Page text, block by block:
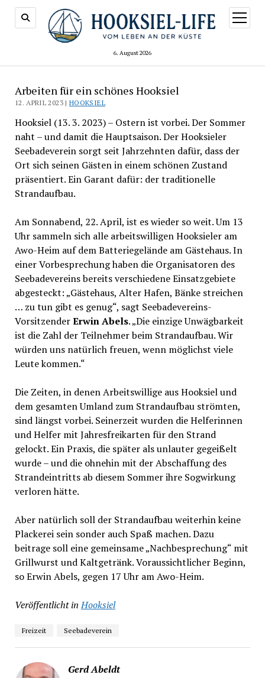
6. August 2026
Menü
öffnen
Arbeiten für ein schönes Hooksiel
12. APRIL 2023 |HOOKSIEL
Hooksiel (13. 3. 2023) – Ostern ist vorbei. Der Sommer
naht – und damit die Hauptsaison. Der Hooksieler
Seebadeverein sorgt seit Jahrzehnten dafür, dass der
Ort sich seinen Gästen in einem schönen Zustand
präsentiert. Ein Garant dafür: der traditionelle
Strandaufbau.
Am Sonnabend, 22. April, ist es wieder so weit. Um 13
Uhr sammeln sich alle arbeitswilligen Hooksieler am
Awo-Heim auf dem Batteriegelände am Gästehaus. In
einer Vorbesprechung haben die Organisatoren des
Seebadevereins bereits verschiedene Einsatzgebiete
abgesteckt: „Gästehaus, Alter Hafen, Bänke streichen
… zu tun gibt es genug“, sagt Seebadevereins-
VorsitzenderErwin Abels. „Die einzige Unwägbarkeit
ist die Zahl der Teilnehmer beim Strandaufbau. Wir
würden uns natürlich freuen, wenn möglichst viele
Leute kommen.“
Die Zeiten, in denen Arbeitswillige aus Hooksiel und
dem gesamten Umland zum Strandaufbau strömten,
sind längst vorbei. Seinerzeit wurden die Helferinnen
und Helfer mit Jahresfreikarten für den Strand
gelockt. Ein Praxis, die später als unlauter gegeißelt
wurde – und die ohnehin mit der Abschaffung des
Strandeintritts ab diesem Sommer ihre Sogwirkung
verloren hätte.
Aber natürlich soll der Strandaufbau weiterhin keine
Plackerei sein sonder auch Spaß machen. Dazu
beitrage soll eine gemeinsame „Nachbesprechung“ mit
Grillwurst und Kaltgetränk. Voraussichtlicher Beginn,
so Erwin Abels, gegen 17 Uhr am Awo-Heim.
Veröffentlicht in Hooksiel
Freizeit Seebadeverein
Gerd Abeldt